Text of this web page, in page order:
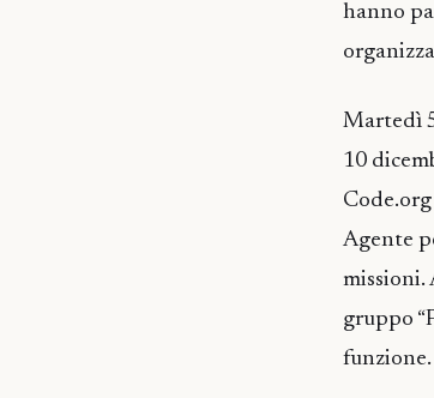
hanno
Martedì
10
Agente
missioni.
gruppo
funzione.